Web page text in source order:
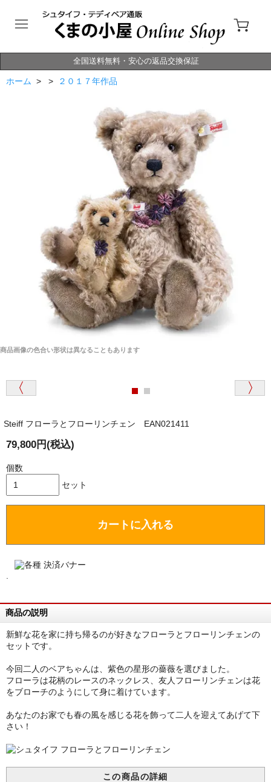
全国送料無料・安心の返品交換保証
ホーム > > ２０１７年作品
商品画像の色合い形状は異なることもあります
Steiff フローラとフローリンチェン EAN021411
79,800円(税込)
個数
セット
カートに入れる
商品の説明
新鮮な花を家に持ち帰るのが好きなフローラとフローリンチェンの
セットです。
今回二人のベアちゃんは、紫色の星形の薔薇を選びました。
フローラは花柄のレースのネックレス、友人フローリンチェンは花
をブローチのようにして身に着けています。
あなたのお家でも春の風を感じる花を飾って二人を迎えてあげて下
さい！
この商品の詳細